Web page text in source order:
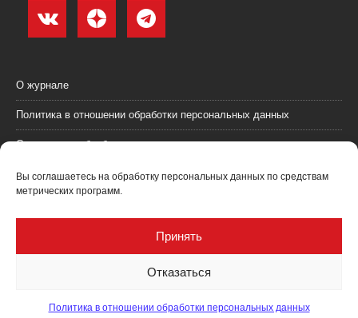
Вы соглашаетесь на обработку персональных данных по средствам
метрических программ.
Принять
Отказаться
Политика в отношении обработки персональных данных
О журнале
Политика в отношении обработки персональных данных
Согласие на обработку персональных данных
Пользовательское соглашение (оферта)
Журнал "Глобус: геология и бизнес" @ 2021. Все права соблюдены.